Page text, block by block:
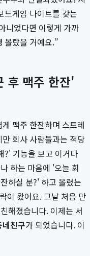
드게임 나이트를 갖는
니었다면 이렇게 가까
몰랐을 거예요.”
후 맥주 한잔'
맥주 한잔하며 스트레
회사 사람들과는 적당
?' 기능을 보고 이거다
하는 마음에 '오늘 회
하실 분?' 하고 올렸는
이 왔어요. 그날 처음 만
해졌습니다. 이제는 서
네친구가 되었습니다. 이